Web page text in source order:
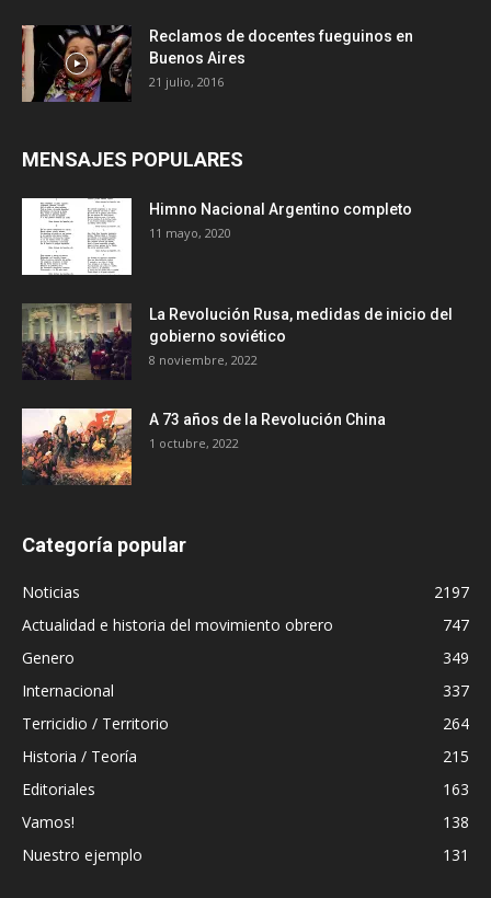
Reclamos de docentes fueguinos en
Buenos Aires
21 julio, 2016
MENSAJES POPULARES
Himno Nacional Argentino completo
11 mayo, 2020
La Revolución Rusa, medidas de inicio del
gobierno soviético
8 noviembre, 2022
A 73 años de la Revolución China
1 octubre, 2022
Categoría popular
Noticias
2197
Actualidad e historia del movimiento obrero
747
Genero
349
Internacional
337
Terricidio / Territorio
264
Historia / Teoría
215
Editoriales
163
Vamos!
138
Nuestro ejemplo
131